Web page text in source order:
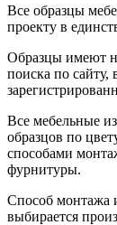
Все образцы
проекту в
Образцы имеют
поиска по сайту,
Все мебельные
образцов по
способами
фурнитуры.
Способ монтажа
выбирается